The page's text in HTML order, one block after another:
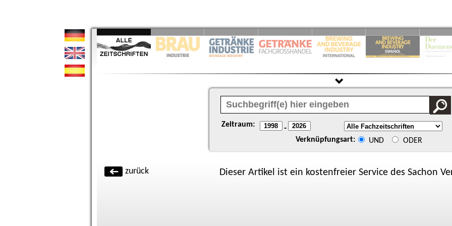
Zeitraum: -
Verknüpfungsart: UND ODER
zurück Dieser Artikel ist ein kostenfreier Service des Sachon